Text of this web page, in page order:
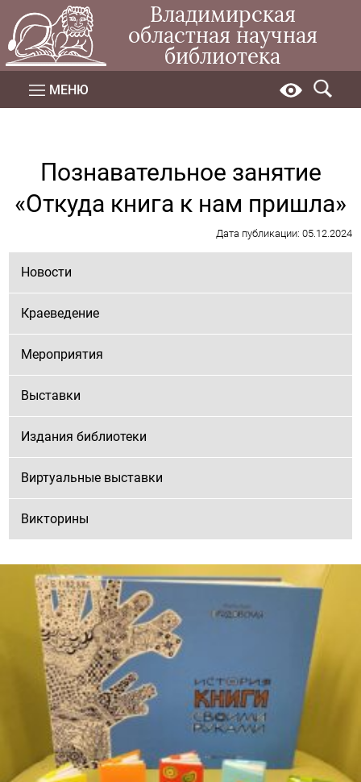
Владимирская
областная научная
библиотека
МЕНЮ
Познавательное занятие
«Откуда книга к нам пришла»
Дата публикации: 05.12.2024
Новости
Краеведение
Мероприятия
Выставки
Издания библиотеки
Виртуальные выставки
Викторины